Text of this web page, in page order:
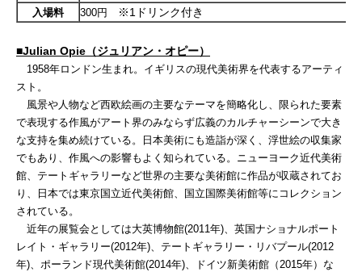
入場料 300円 ※1ドリンク付き
■Julian Opie（ジュリアン・オピー）
1958年ロンドン生まれ。イギリスの現代美術界を代表するアーティ
スト。
風景や人物など西欧絵画の主要なテーマを簡略化し、限られた要素
で表現する作風がアート界のみならず広義のカルチャーシーンで大き
な支持を集め続けている。日本美術にも造詣が深く、浮世絵の収集家
でもあり、作風への影響もよく知られている。ニューヨーク近代美術
館、テートギャラリーなど世界の主要な美術館に作品が収蔵されてお
り、日本では東京国立近代美術館、国立国際美術館等にコレクション
されている。
近年の展覧会としては大英博物館(2011年)、英国ナショナルポート
レイト・ギャラリー(2012年)、テートギャラリー・リバプール(2012
年)、ポーランド現代美術館(2014年)、ドイツ新美術館（2015年）な